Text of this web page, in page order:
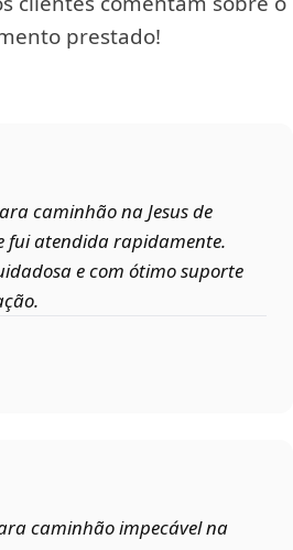
prestado!
caminhão na Jesus de
fui atendida rapidamente.
e com ótimo suporte
caminhão impecável na